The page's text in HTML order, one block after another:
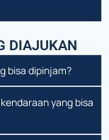
DIAJUKAN
bisa dipinjam?
yang bisa